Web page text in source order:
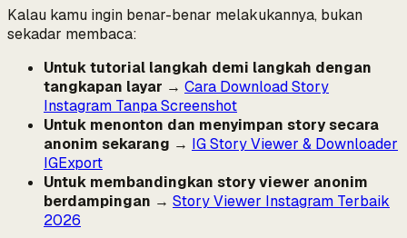
Kalau kamu ingin benar-benar melakukannya, bukan
sekadar membaca:
Untuk tutorial langkah demi langkah dengan
tangkapan layar → Cara Download Story
Instagram Tanpa Screenshot
Untuk menonton dan menyimpan story secara
anonim sekarang → IG Story Viewer & Downloader
IGExport
Untuk membandingkan story viewer anonim
berdampingan → Story Viewer Instagram Terbaik
2026